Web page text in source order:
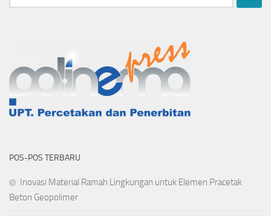
untuk:
POS-POS TERBARU
Inovasi Material Ramah Lingkungan untuk Elemen Pracetak
Beton Geopolimer